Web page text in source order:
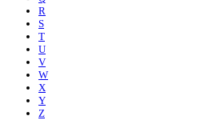
R
S
T
U
V
W
X
Y
Z